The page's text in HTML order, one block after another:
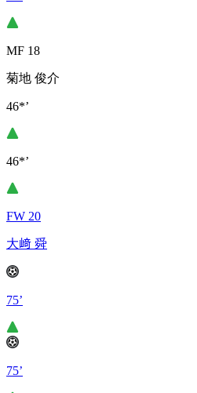
MF 18
菊地 俊介
46*’
46*’
FW 20
大﨑 舜
75’
75’